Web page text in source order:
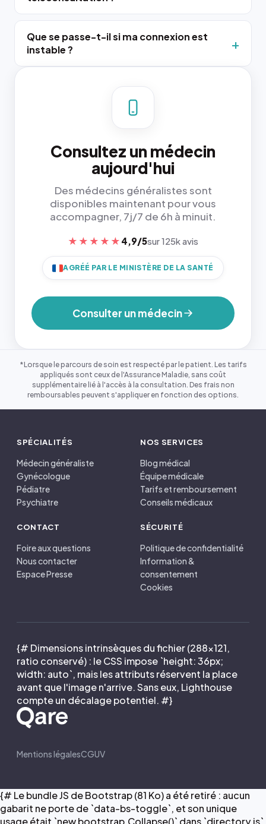
Que se passe-t-il si ma connexion est
instable ?
Consultez un médecin
aujourd'hui
Des médecins généralistes sont
disponibles maintenant pour vous
accompagner, 7j/7 de 6h à minuit.
★★★★★ 4,9/5sur 125k avis
AGRÉÉ PAR LE MINISTÈRE DE LA SANTÉ
Consulter un médecin
*Lorsque le parcours de soin est respecté par le patient. Les tarifs
appliqués sont ceux de l'Assurance Maladie, sans coût
supplémentaire lié à l'accès à la consultation. Des frais non
remboursables peuvent s'appliquer en fonction des options.
SPÉCIALITÉS
Médecin généraliste
Gynécologue
Pédiatre
Psychiatre
NOS SERVICES
Blog médical
Équipe médicale
Tarifs et remboursement
Conseils médicaux
CONTACT
Foire aux questions
Nous contacter
Espace Presse
SÉCURITÉ
Politique de confidentialité
Information &
consentement
Cookies
{# Dimensions intrinsèques du fichier (288×121,
ratio conservé) : le CSS impose `height: 36px;
width: auto`, mais les attributs réservent la place
avant que l'image n'arrive. Sans eux, Lighthouse
compte un décalage potentiel. #}
Mentions légalesCGUV
{# Le bundle JS de Bootstrap (81 Ko) a été retiré : aucun
gabarit ne porte de `data-bs-toggle`, et son unique
usage était `new bootstrap.Collapse()` dans `directory.js`